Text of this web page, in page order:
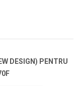
DESIGN) PENTRU